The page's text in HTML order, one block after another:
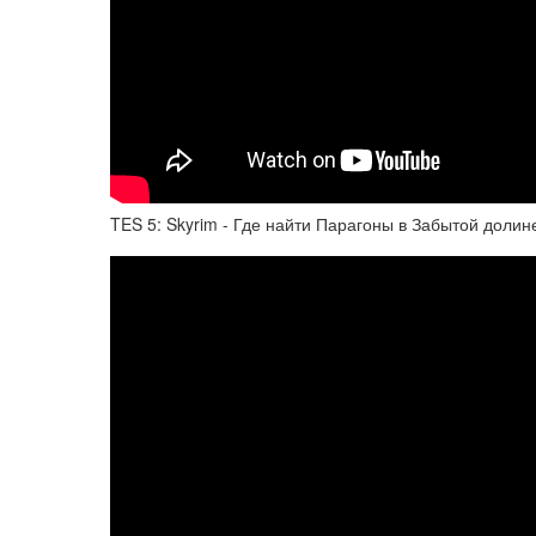
TES 5: Skyrim - Где найти Парагоны в Забытой